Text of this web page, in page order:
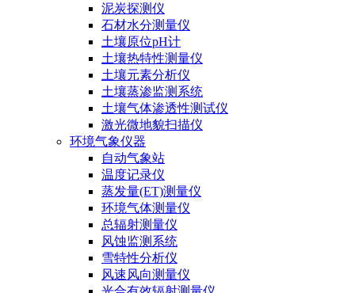
泥炭探测仪
石材水分测量仪
土壤原位pH计
土壤热特性测量仪
土壤元素分析仪
土壤蒸渗监测系统
土壤气体渗透性测试仪
激光微地貌扫描仪
环境气象仪器
自动气象站
温度记录仪
蒸发量(ET)测量仪
环境气体测量仪
总辐射测量仪
风蚀监测系统
雪特性分析仪
风速风向测量仪